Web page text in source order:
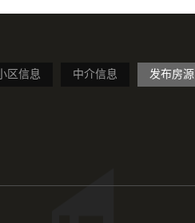
区信息 中介信息 发布房源